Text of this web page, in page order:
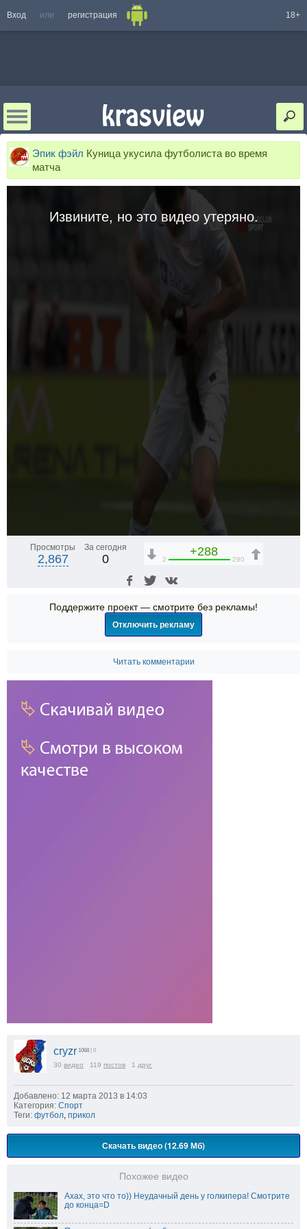
Вход или регистрация 18+
Эпик фэйл Куница укусила футболиста во время
матча
Извините, но это видео утеряно.
Просмотры
2,867
За сегодня
0
+288
2 290
Поддержите проект — смотрите без рекламы!
Отключить рекламу
Читать комментарии
cryzr 1068 | 0
30 видео 119 постов 1 друг
Добавлено: 12 марта 2013 в 14:03
Категория: Спорт
Теги: футбол прикол
Скачать видео (12.69 Мб)
Похожее видео
Ахах, это что то)) Неудачный день у голкипера! Смотрите
до конца=D